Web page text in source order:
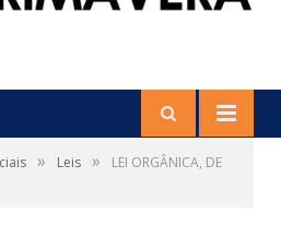
» Leis »
LEI ORGÂNICA, DE